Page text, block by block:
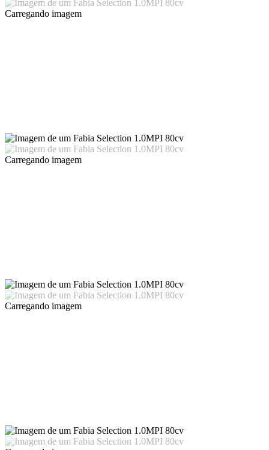
Carregando imagem
Carregando imagem
Carregando imagem